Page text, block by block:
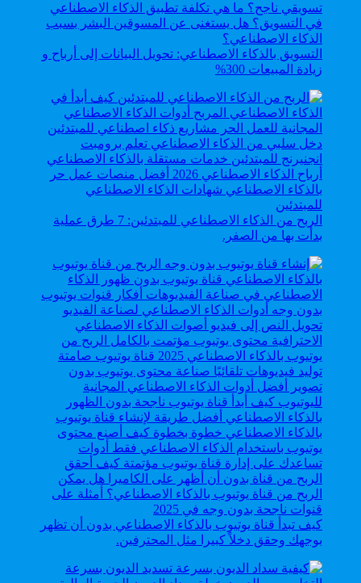
التسويق بالذكاء الاصطناعي: تحويل البيانات إلى أرباح و
زيادة المبيعات 300%
الربح من الذكاء الاصطناعي للمبتدئين: 7 طرق عملية
بدأت بها من الصفر.
كيف تبدأ قناة يوتيوب بالذكاء الاصطناعي بدون أن تظهر
بوجهك وحقق دخلاً كبيرا مثل المحترفين.